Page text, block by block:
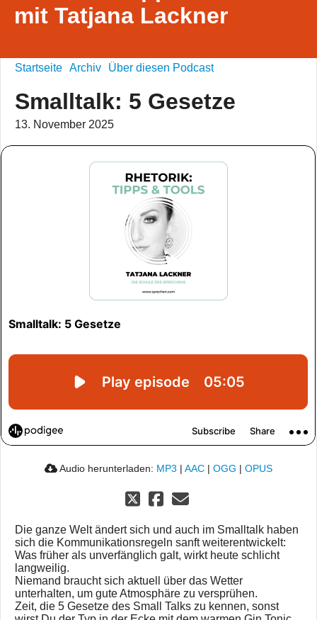
mit Tatjana Lackner
Startseite Archiv Über diesen Podcast
Smalltalk: 5 Gesetze
13. November 2025
Audio herunterladen: MP3 | AAC | OGG | OPUS
Die ganze Welt ändert sich und auch im Smalltalk haben
sich die Kommunikationsregeln sanft weiterentwickelt:
Was früher als unverfänglich galt, wirkt heute schlicht
langweilig.
Niemand braucht sich aktuell über das Wetter
unterhalten, um gute Atmosphäre zu versprühen.
Zeit, die 5 Gesetze des Small Talks zu kennen, sonst